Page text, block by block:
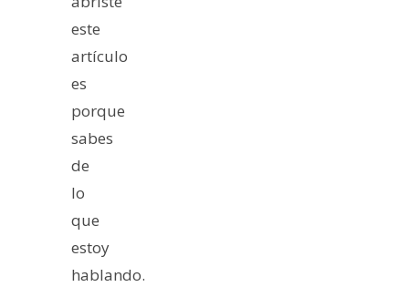
este
artículo
es
porque
sabes
de
lo
que
estoy
hablando.